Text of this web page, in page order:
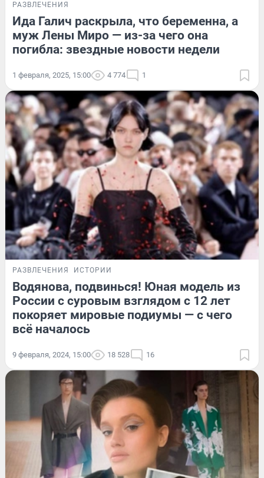
РАЗВЛЕЧЕНИЯ
Ида Галич раскрыла, что беременна, а
муж Лены Миро — из-за чего она
погибла: звездные новости недели
1 февраля, 2025, 15:00 4 774 1
РАЗВЛЕЧЕНИЯ ИСТОРИИ
Водянова, подвинься! Юная модель из
России с суровым взглядом с 12 лет
покоряет мировые подиумы — с чего
всё началось
9 февраля, 2024, 15:00 18 528 16